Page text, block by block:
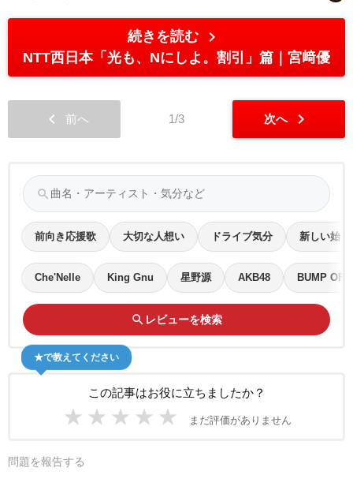
続きを読む chevron_right
NTT西日本「光も、Nにしよ。割引」篇 宮﨑優
chevron_left 前へ 1/3 次へ chevron_right
search
前向き応援歌 大切な人想い ドライブ気分 新しい始ま
Che'Nelle King Gnu 星野源 AKB48 BUMP OF
search レビューを検索
この記事はお役に立ちましたか？
★ ★ ★ ★ ★ まだ評価がありません
★で教えてください
問題を報告する